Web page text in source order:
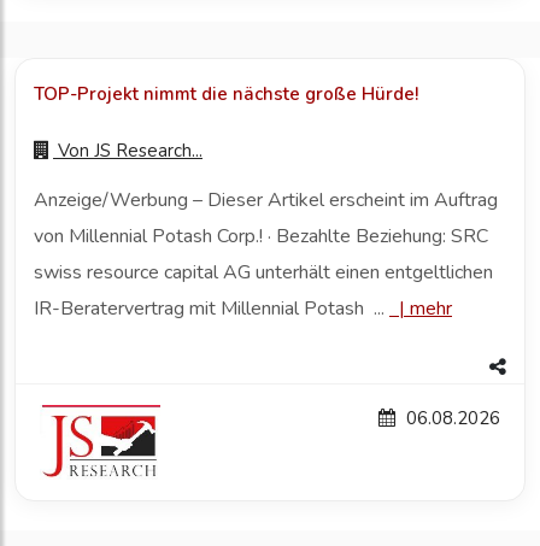
TOP-Projekt nimmt die nächste große Hürde!
Von JS Research...
Anzeige/Werbung – Dieser Artikel erscheint im Auftrag
von Millennial Potash Corp.! · Bezahlte Beziehung: SRC
swiss resource capital AG unterhält einen entgeltlichen
IR-Beratervertrag mit Millennial Potash ...
| mehr
06.08.2026